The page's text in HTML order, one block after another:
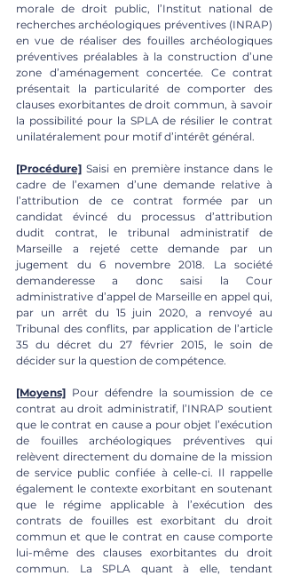
morale de droit public, l’Institut national de
recherches archéologiques préventives (INRAP)
en vue de réaliser des fouilles archéologiques
préventives préalables à la construction d’une
zone d’aménagement concertée. Ce contrat
présentait la particularité de comporter des
clauses exorbitantes de droit commun, à savoir
la possibilité pour la SPLA de résilier le contrat
unilatéralement pour motif d’intérêt général.
[Procédure] Saisi en première instance dans le
cadre de l’examen d’une demande relative à
l’attribution de ce contrat formée par un
candidat évincé du processus d’attribution
dudit contrat, le tribunal administratif de
Marseille a rejeté cette demande par un
jugement du 6 novembre 2018. La société
demanderesse a donc saisi la Cour
administrative d’appel de Marseille en appel qui,
par un arrêt du 15 juin 2020, a renvoyé au
Tribunal des conflits, par application de l’article
35 du décret du 27 février 2015, le soin de
décider sur la question de compétence.
[Moyens] Pour défendre la soumission de ce
contrat au droit administratif, l’INRAP soutient
que le contrat en cause a pour objet l’exécution
de fouilles archéologiques préventives qui
relèvent directement du domaine de la mission
de service public confiée à celle-ci. Il rappelle
également le contexte exorbitant en soutenant
que le régime applicable à l’exécution des
contrats de fouilles est exorbitant du droit
commun et que le contrat en cause comporte
lui-même des clauses exorbitantes du droit
commun. La SPLA quant à elle, tendant